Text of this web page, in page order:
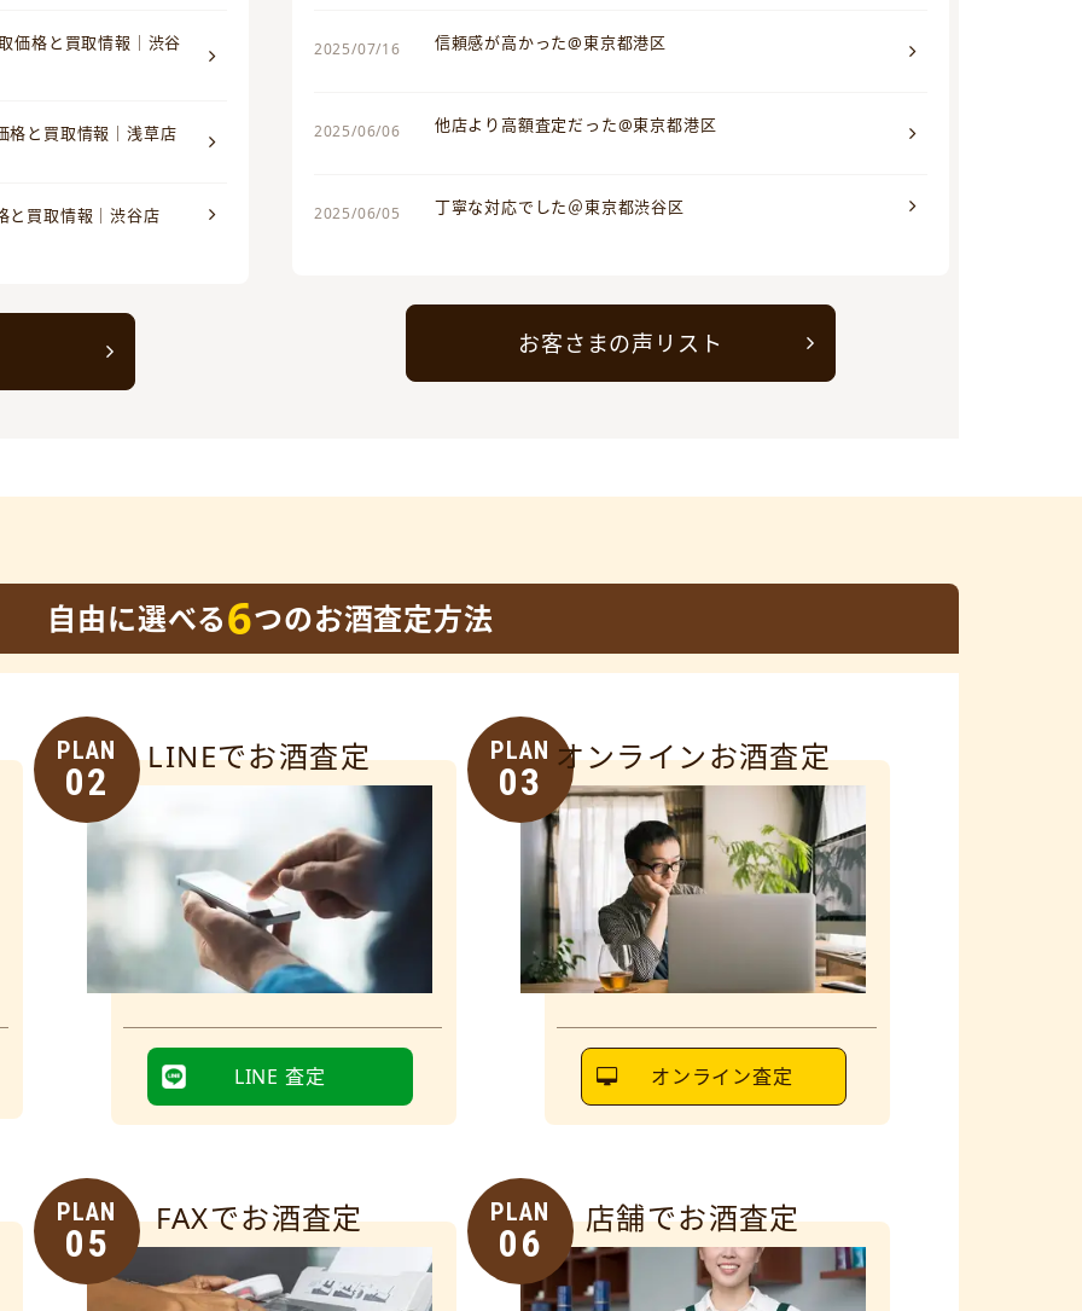
価格と買取情報｜渋谷
格と買取情報｜浅草店
と買取情報｜渋谷店
2025/07/16 信頼感が高かった@東京都港区
2025/06/06 他店より高額査定だった@東京都港区
2025/06/05 丁寧な対応でした＠東京都渋谷区
お客さまの声リスト
自由に選べる6つのお酒査定方法
PLAN
02
LINEでお酒査定
LINE 査定
PLAN
03
オンラインお酒査定
オンライン査定
PLAN
05
FAXでお酒査定 PLAN
06
店舗でお酒査定